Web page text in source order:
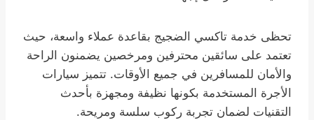
تحظى خدمة تاكسي الضجيج بقاعدة عملاء واسعة، حيث
تعتمد على سائقين محترفين ومرخصين يضمنون الراحة
والأمان للمسافرين في جميع الأوقات. تتميز سيارات
الأجرة المستخدمة بكونها نظيفة ومجهزة بأحدث
التقنيات لضمان تجربة ركوب سلسة ومريحة.